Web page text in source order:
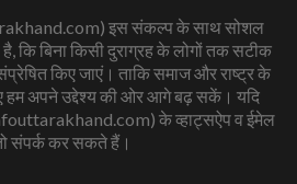
इस संकल्प के साथ सोशल
है, कि बिना किसी दुराग्रह के लोगों तक सटीक
किए जाएं। ताकि समाज और राष्ट्र के
हम अपने उद्देश्य की ओर आगे बढ़ सकें। यदि
के व्हाट्सऐप व ईमेल
संपर्क कर सकते हैं।